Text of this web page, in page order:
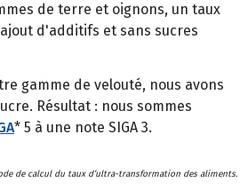
de terre et oignons, un taux
d'additifs et sans sucres
gamme de velouté, nous avons
Résultat : nous sommes
* 5 à une note SIGA 3.
de calcul du taux d’ultra-transformation des aliments.